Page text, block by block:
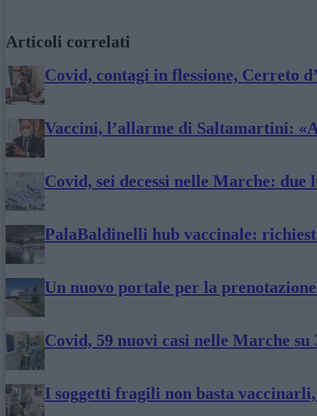
Articoli correlati
Covid, contagi in flessione, Cerreto
Vaccini, l’allarme di Saltamartini:
Covid, sei decessi nelle Marche: due
PalaBaldinelli hub vaccinale:
Un nuovo portale per la
Covid, 59 nuovi casi nelle Marche
I soggetti fragili non basta